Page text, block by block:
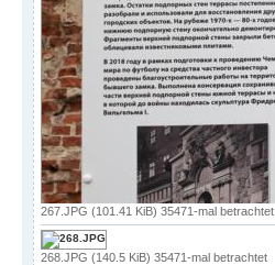
267.JPG (101.41 KiB) 35471-mal betrachtet
268.JPG (140.5 KiB) 35471-mal betrachtet